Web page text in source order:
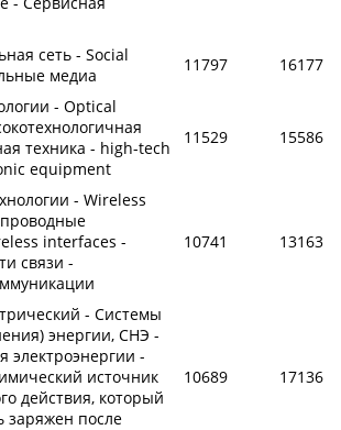
сеть - Social
медиа
11797
16177
- Optical
техника - high-tech
equipment
11529 15586
- Wireless
interfaces -
связи -
10741 13163
- Системы
энергии, СНЭ -
электроэнергии -
источник
действия, который
заряжен после
10689 17136